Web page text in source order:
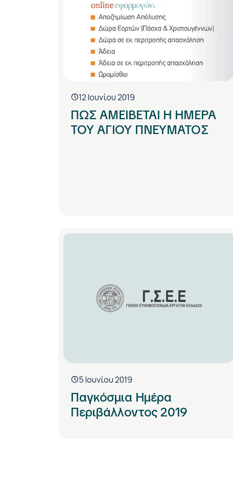
12 Ιουνίου 2019
ΠΩΣ ΑΜΕΙΒΕΤΑΙ Η ΗΜΕΡΑ
ΤΟΥ ΑΓΙΟΥ ΠΝΕΥΜΑΤΟΣ
5 Ιουνίου 2019
Παγκόσμια Ημέρα
Περιβάλλοντος 2019